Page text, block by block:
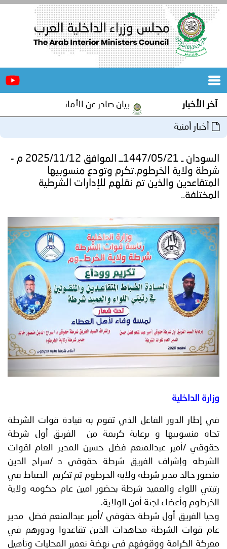
الرئيسية
المكاتب
المجلس
مؤتمرات
و
جهود
إنجازات
توعوية
الخدمات
الإلكترونية
صور
وفيديو
مجلة
أصداء
إعلانات
نحن
اتصل
آخر الأخبار بيان صادر عن الأمانة العامة لمجلس
أخبار أمنية
السودان ـ 1447/05/21ــ الموافق 2025/11/12 م -
شرطة ولاية الخرطوم.تكرم وتودع منسوبيها
المتقاعدين والذين تم نقلهم للإدارات الشرطية
المختلفة..
وزارة الداخلية
في إطار الدور الفاعل الذي تقوم به قيادة قوات الشرطة
تجاه منسوبيها و برعاية كريمة من الفريق أول شرطة
حقوقي /أمير عبدالمنعم فضل حسين المدير العام لقوات
الشرطه وإشراف الفريق شرطة حقوقي د /سراج الدين
منصور خالد مدير شرطة ولاية الخرطوم تم تكريم الضباط في
رتبتي اللواء والعميد شرطة بحضور امين عام حكومه ولاية
الخرطوم وأعضاء لجنة أمن الولاية.
وحيا الفريق أول شرطة حقوقي /أمير عبدالمنعم فضل مدير
عام قوات الشرطة مجاهدات الذين تقاعدوا ودورهم في
معركة الكرامة ووقوفهم في نهضة تعمير المحليات وتأهيل